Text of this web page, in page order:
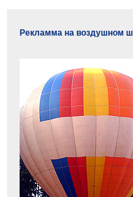
Рекламма на воздушном